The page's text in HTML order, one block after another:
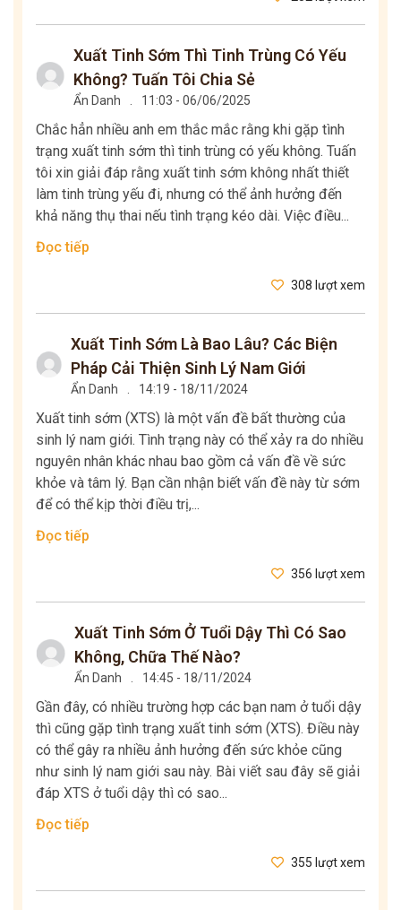
Xuất Tinh Sớm Thì Tinh Trùng Có Yếu
Không? Tuấn Tôi Chia Sẻ
Ẩn Danh 11:03 - 06/06/2025
Chắc hẳn nhiều anh em thắc mắc rằng khi gặp tình
trạng xuất tinh sớm thì tinh trùng có yếu không. Tuấn
tôi xin giải đáp rằng xuất tinh sớm không nhất thiết
làm tinh trùng yếu đi, nhưng có thể ảnh hưởng đến
khả năng thụ thai nếu tình trạng kéo dài. Việc điều...
Đọc tiếp
308 lượt xem
Xuất Tinh Sớm Là Bao Lâu? Các Biện
Pháp Cải Thiện Sinh Lý Nam Giới
Ẩn Danh 14:19 - 18/11/2024
Xuất tinh sớm (XTS) là một vấn đề bất thường của
sinh lý nam giới. Tình trạng này có thể xảy ra do nhiều
nguyên nhân khác nhau bao gồm cả vấn đề về sức
khỏe và tâm lý. Bạn cần nhận biết vấn đề này từ sớm
để có thể kịp thời điều trị,...
Đọc tiếp
356 lượt xem
Xuất Tinh Sớm Ở Tuổi Dậy Thì Có Sao
Không, Chữa Thế Nào?
Ẩn Danh 14:45 - 18/11/2024
Gần đây, có nhiều trường hợp các bạn nam ở tuổi dậy
thì cũng gặp tình trạng xuất tinh sớm (XTS). Điều này
có thể gây ra nhiều ảnh hưởng đến sức khỏe cũng
như sinh lý nam giới sau này. Bài viết sau đây sẽ giải
đáp XTS ở tuổi dậy thì có sao...
Đọc tiếp
355 lượt xem